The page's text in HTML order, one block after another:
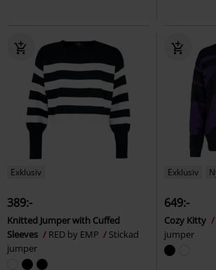
Exklusiv
389:-
Knitted Jumper with Cuffed
Sleeves
RED by EMP
Stickad
jumper
Exklusiv
649:-
Cozy Kitty
jumper